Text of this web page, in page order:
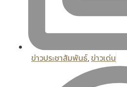
ข่าวประชาสัมพันธ์, ข่าวเด่น